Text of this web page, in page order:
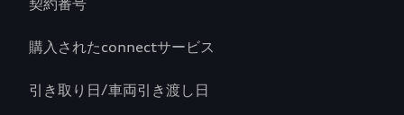
契約番号
購入されたconnectサービス
引き取り日/車両引き渡し日